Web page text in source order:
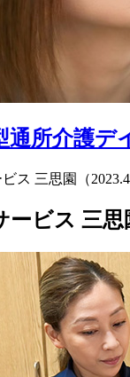
通所介護デ
ビス 三思